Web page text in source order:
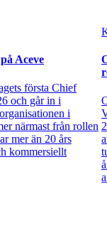
Aceve
första Chief
och går in i
i
närmast från rollen
mer än 20 års
kommersiellt